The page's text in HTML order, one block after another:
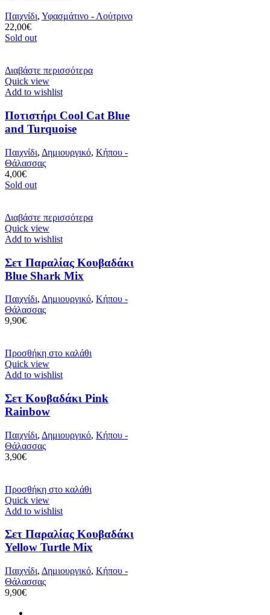
Παιχνίδι, Υφασμάτινο - Λούτρινο
22,00€
Sold out
Διαβάστε περισσότερα
Quick view
Add to wishlist
Ποτιστήρι Cool Cat Blue
and Turquoise
Παιχνίδι, Δημιουργικό, Κήπου -
Θάλασσας
4,00€
Sold out
Διαβάστε περισσότερα
Quick view
Add to wishlist
Σετ Παραλίας Κουβαδάκι
Blue Shark Mix
Παιχνίδι, Δημιουργικό, Κήπου -
Θάλασσας
9,90€
Προσθήκη στο καλάθι
Quick view
Add to wishlist
Σετ Κουβαδάκι Pink
Rainbow
Παιχνίδι, Δημιουργικό, Κήπου -
Θάλασσας
3,90€
Προσθήκη στο καλάθι
Quick view
Add to wishlist
Σετ Παραλίας Κουβαδάκι
Yellow Turtle Mix
Παιχνίδι, Δημιουργικό, Κήπου -
Θάλασσας
9,90€